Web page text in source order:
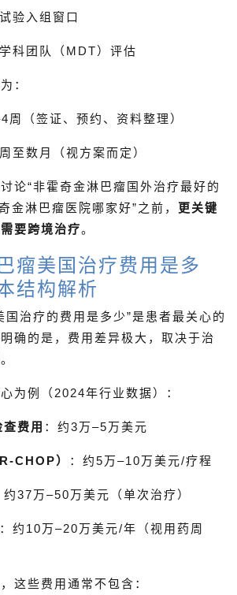
验入组窗口
科团队（MDT）评估
：
周（签证、预约、资料整理）
至数月（视方案而定）
论“非霍奇金淋巴瘤国外治疗最好的
金淋巴瘤医院哪家好”之前， 更关键
要跨境治疗。
瘤美国治疗费用是多
结构解析
国治疗的费用是多少”是患者最关心的
确的是，费用差异极大，取决于治
为例（2024年行业数据）：
费用 ：约3万–5万美元
CHOP） ：约5万–10万美元/疗程
约37万–50万美元（单次治疗）
：约10万–20万美元/年（视用药周
这些费用通常不包含：